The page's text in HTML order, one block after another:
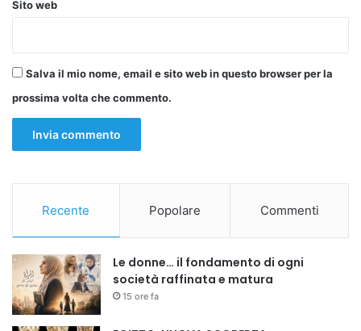
Sito web
Salva il mio nome, email e sito web in questo browser per la
prossima volta che commento.
Recente Popolare Commenti
Le donne… il fondamento di ogni
società raffinata e matura
15 ore fa